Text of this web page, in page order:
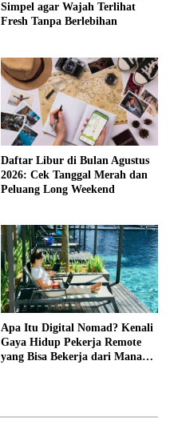
Simpel agar Wajah Terlihat
Fresh Tanpa Berlebihan
Daftar Libur di Bulan Agustus
2026: Cek Tanggal Merah dan
Peluang Long Weekend
Apa Itu Digital Nomad? Kenali
Gaya Hidup Pekerja Remote
yang Bisa Bekerja dari Mana